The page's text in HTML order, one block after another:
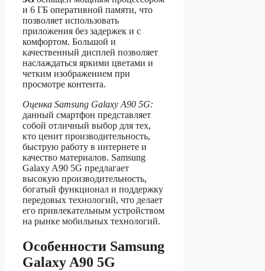
и 6 ГБ оперативной памяти, что
позволяет использовать
приложения без задержек и с
комфортом. Большой и
качественный дисплей позволяет
наслаждаться яркими цветами и
четким изображением при
просмотре контента.
Оценка Samsung Galaxy A90 5G:
данный смартфон представляет
собой отличный выбор для тех,
кто ценит производительность,
быструю работу в интернете и
качество материалов. Samsung
Galaxy A90 5G предлагает
высокую производительность,
богатый функционал и поддержку
передовых технологий, что делает
его привлекательным устройством
на рынке мобильных технологий.
Особенности Samsung
Galaxy A90 5G